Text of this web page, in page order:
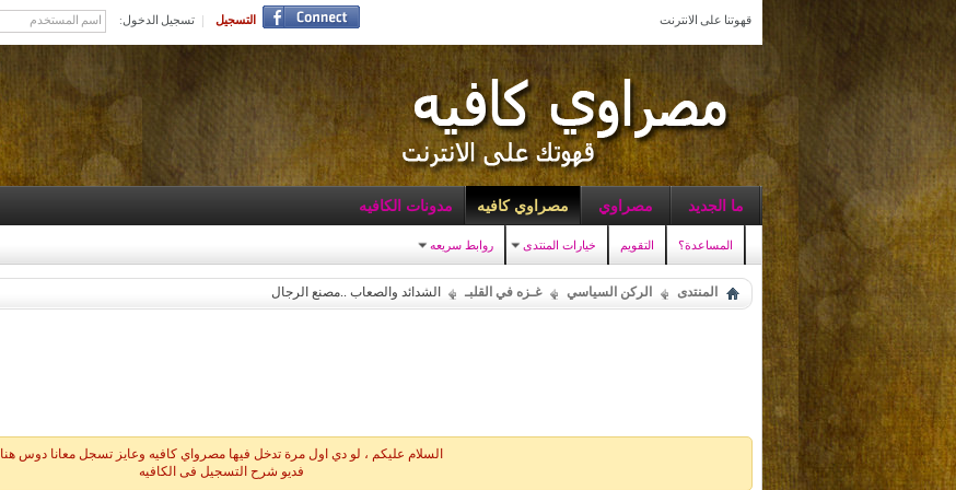
قهوتنا على الانترنت التسجيل تسجيل الدخول:
ما الجديد مصراوي مصراوي كافيه
المساعدة؟ التقويم خيارات المنتدى روابط سريعه
مدونات الكافيه
المنتدى الركن السياسي غـزه في القلبـ الشدائد والصعاب ..مصنع الرجال
السلام عليكم ، لو دي اول مرة تدخل فيها مصرواي كافيه وعايز تسجل معانا دوس هنا
فديو شرح التسجيل فى الكافيه